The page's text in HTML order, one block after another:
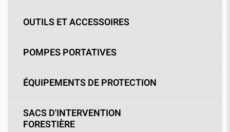
OUTILS ET ACCESSOIRES
POMPES PORTATIVES
ÉQUIPEMENTS DE PROTECTION
SACS D'INTERVENTION
FORESTIÈRE